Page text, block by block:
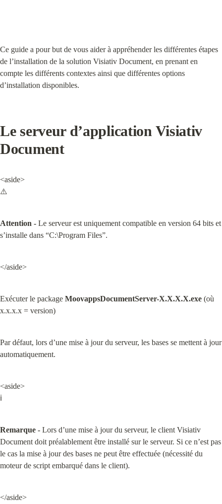
Ce guide a pour but de vous aider à appréhender les différentes étapes
de l’installation de la solution Visiativ Document, en prenant en
compte les différents contextes ainsi que différentes options
d’installation disponibles.
Le serveur d’application Visiativ
Document
<aside>
⚠️
Attention - Le serveur est uniquement compatible en version 64 bits et
s’installe dans “C:\Program Files”.
</aside>
Exécuter le package MoovappsDocumentServer-X.X.X.X.exe (où
x.x.x.x = version)
Par défaut, lors d’une mise à jour du serveur, les bases se mettent à jour
automatiquement.
<aside>
ℹ️
Remarque - Lors d’une mise à jour du serveur, le client Visiativ
Document doit préalablement être installé sur le serveur. Si ce n’est pas
le cas la mise à jour des bases ne peut être effectuée (nécessité du
moteur de script embarqué dans le client).
</aside>